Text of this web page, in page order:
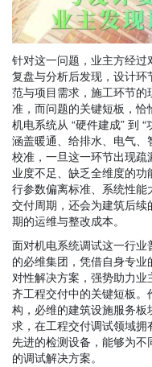
针对这一问题，业主方经
复盘与分析后发现，设计
范与项目需求，施工环节
准，而问题的关键短板，
机电系统从 “硬件建成” 到 “
涵盖暖通、给排水、电气
校准，一旦这一环节出现
业度不足、缺乏全维度的
行参数偏离标准、系统性
交付周期，还会为建筑后
期的运维与整改成本。
面对机电系统调试这一行
的必维集团，凭借自身专
对性解决方案，强势助力
齐工程交付中的关键短板
构，必维的建筑设施服务
求，在工程交付调试领域
先进的检测设备，能够为
的调试解决方案。